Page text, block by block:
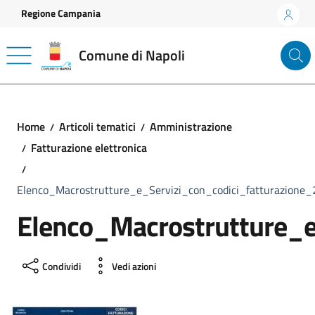
Vai ai contenuti
Vai al footer
Regione Campania
Comune di Napoli
Home Articoli tematici
Amministrazione
Fatturazione elettronica
Condividi Vedi azioni